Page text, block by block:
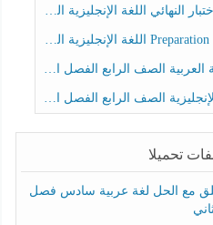
الإنجليزية الصف الرابع الفصل الثالث
الصف الرابع الفصل الثالث
الصف الرابع الفصل الثالث
تحميلا
مع الحل لغة عربية سادس فصل